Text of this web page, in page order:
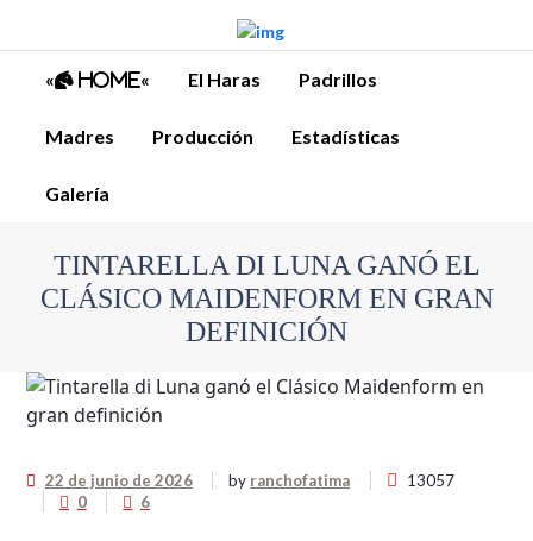
« Home« El Haras Padrillos
Madres Producción Estadísticas
Galería
TINTARELLA DI LUNA GANÓ EL
CLÁSICO MAIDENFORM EN GRAN
DEFINICIÓN
22 de junio de 2026 by ranchofatima
13057
0
6